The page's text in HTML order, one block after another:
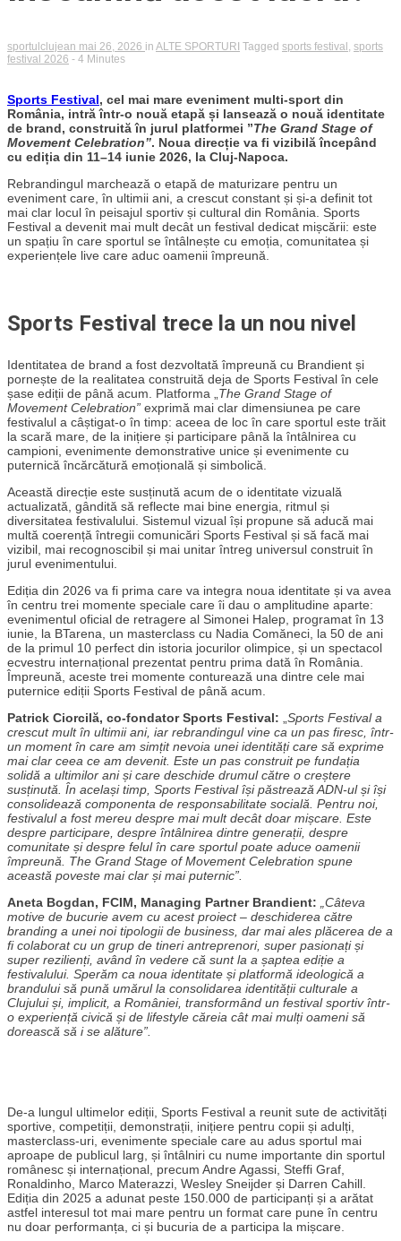
sportulclujean mai 26, 2026 in ALTE SPORTURI Tagged sports festival sports
festival 2026 - 4 Minutes
Sports Festival, cel mai mare eveniment multi-sport din
România, intră într-o nouă etapă și lansează o nouă identitate
de brand, construită în jurul platformei ”The Grand Stage of
Movement Celebration”. Noua direcție va fi vizibilă începând
cu ediția din 11–14 iunie 2026, la Cluj-Napoca.
Rebrandingul marchează o etapă de maturizare pentru un
eveniment care, în ultimii ani, a crescut constant și și-a definit tot
mai clar locul în peisajul sportiv și cultural din România. Sports
Festival a devenit mai mult decât un festival dedicat mișcării: este
un spațiu în care sportul se întâlnește cu emoția, comunitatea și
experiențele live care aduc oamenii împreună.
Sports Festival trece la un nou nivel
Identitatea de brand a fost dezvoltată împreună cu Brandient și
pornește de la realitatea construită deja de Sports Festival în cele
șase ediții de până acum. Platforma „ The Grand Stage of
Movement Celebration” exprimă mai clar dimensiunea pe care
festivalul a câștigat-o în timp: aceea de loc în care sportul este trăit
la scară mare, de la inițiere și participare până la întâlnirea cu
campioni, evenimente demonstrative unice și evenimente cu
puternică încărcătură emoțională și simbolică.
Această direcție este susținută acum de o identitate vizuală
actualizată, gândită să reflecte mai bine energia, ritmul și
diversitatea festivalului. Sistemul vizual își propune să aducă mai
multă coerență întregii comunicări Sports Festival și să facă mai
vizibil, mai recognoscibil și mai unitar întreg universul construit în
jurul evenimentului.
Ediția din 2026 va fi prima care va integra noua identitate și va avea
în centru trei momente speciale care îi dau o amplitudine aparte:
evenimentul oficial de retragere al Simonei Halep, programat în 13
iunie, la BTarena, un masterclass cu Nadia Comăneci, la 50 de ani
de la primul 10 perfect din istoria jocurilor olimpice, și un spectacol
ecvestru internațional prezentat pentru prima dată în România.
Împreună, aceste trei momente conturează una dintre cele mai
puternice ediții Sports Festival de până acum.
Patrick Ciorcilă, co-fondator Sports Festival:
Sports Festival a
crescut mult în ultimii ani, iar rebrandingul vine ca un pas firesc, într-
un moment în care am simțit nevoia unei identități care să exprime
mai clar ceea ce am devenit. Este un pas construit pe fundația
solidă a ultimilor ani și care deschide drumul către o creștere
susținută. În același timp, Sports Festival își păstrează ADN-ul și își
consolidează componenta de responsabilitate socială. Pentru noi,
festivalul a fost mereu despre mai mult decât doar mișcare. Este
despre participare, despre întâlnirea dintre generații, despre
comunitate și despre felul în care sportul poate aduce oamenii
împreună. The Grand Stage of Movement Celebration spune
această poveste mai clar și mai puternic”.
Aneta Bogdan, FCIM, Managing Partner Brandient: „Câteva
motive de bucurie avem cu acest proiect – deschiderea către
branding a unei noi tipologii de business, dar mai ales plăcerea de a
fi colaborat cu un grup de tineri antreprenori, super pasionați și
super rezilienți, având în vedere că sunt la a șaptea ediție a
festivalului. Sperăm ca noua identitate și platformă ideologică a
brandului să pună umărul la consolidarea identității culturale a
Clujului și, implicit, a României, transformând un festival sportiv într-
o experiență civică și de lifestyle căreia cât mai mulți oameni să
dorească să i se alăture”.
De-a lungul ultimelor ediții, Sports Festival a reunit sute de activități
sportive, competiții, demonstrații, inițiere pentru copii și adulți,
masterclass-uri, evenimente speciale care au adus sportul mai
aproape de publicul larg, și întâlniri cu nume importante din sportul
românesc și internațional, precum Andre Agassi, Steffi Graf,
Ronaldinho, Marco Materazzi, Wesley Sneijder și Darren Cahill.
Ediția din 2025 a adunat peste 150.000 de participanți și a arătat
astfel interesul tot mai mare pentru un format care pune în centru
nu doar performanța, ci și bucuria de a participa la mișcare.